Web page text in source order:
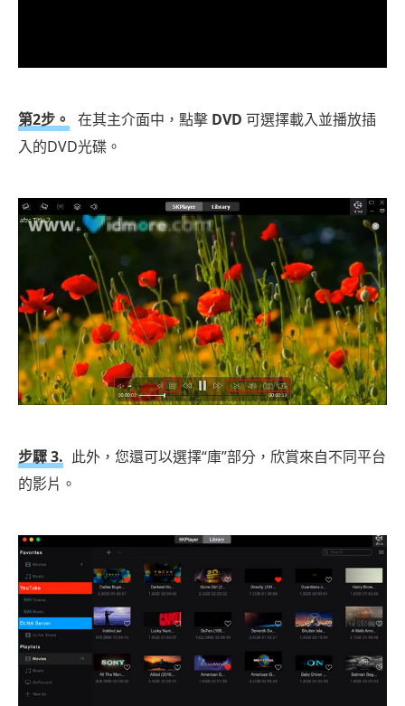
第2步。 在其主介面中，點擊 DVD 可選擇載入並播放插
入的DVD光碟。
步驟 3. 此外，您還可以選擇“庫”部分，欣賞來自不同平台
的影片。